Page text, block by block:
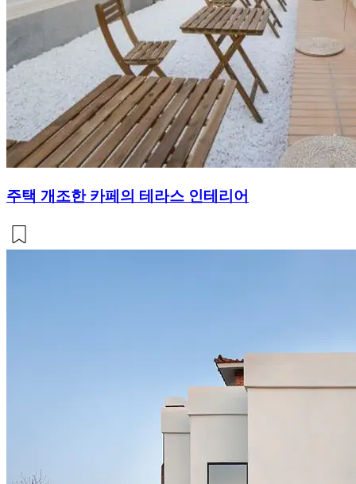
주택 개조한 카페의 테라스 인테리어